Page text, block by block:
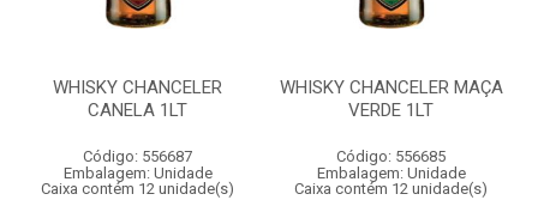
WHISKY CHANCELER
CANELA 1LT
Código: 556687
Embalagem: Unidade
Caixa contém 12 unidade(s)
WHISKY CHANCELER MAÇA
VERDE 1LT
Código: 556685
Embalagem: Unidade
Caixa contém 12 unidade(s)